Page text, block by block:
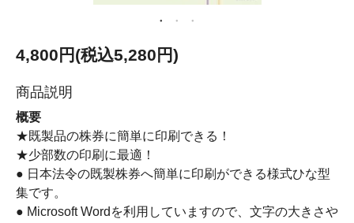
4,800円(税込5,280円)
商品説明
概要
★既製品の株券に簡単に印刷できる！
★少部数の印刷に最適！
● 日本法令の既製株券へ簡単に印刷ができる様式ひな型
集です。
● Microsoft Wordを利用していますので、文字の大きさや